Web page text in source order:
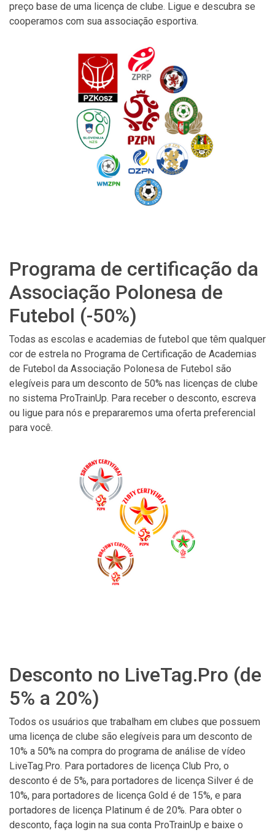
preço base de uma licença de clube. Ligue e descubra se
cooperamos com sua associação esportiva.
Programa de certificação da
Associação Polonesa de
Futebol (-50%)
Todas as escolas e academias de futebol que têm qualquer
cor de estrela no Programa de Certificação de Academias
de Futebol da Associação Polonesa de Futebol são
elegíveis para um desconto de 50% nas licenças de clube
no sistema ProTrainUp. Para receber o desconto, escreva
ou ligue para nós e prepararemos uma oferta preferencial
para você.
Desconto no LiveTag.Pro (de
5% a 20%)
Todos os usuários que trabalham em clubes que possuem
uma licença de clube são elegíveis para um desconto de
10% a 50% na compra do programa de análise de vídeo
LiveTag.Pro. Para portadores de licença Club Pro, o
desconto é de 5%, para portadores de licença Silver é de
10%, para portadores de licença Gold é de 15%, e para
portadores de licença Platinum é de 20%. Para obter o
desconto, faça login na sua conta ProTrainUp e baixe o